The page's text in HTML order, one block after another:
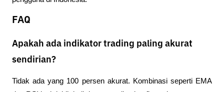
FAQ
Apakah ada indikator trading paling akurat
sendirian?
Tidak ada yang 100 persen akurat. Kombinasi seperti EMA